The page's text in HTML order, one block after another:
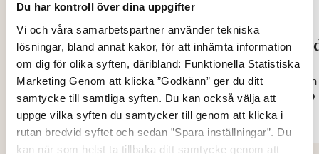
Du har kontroll över dina uppgifter
Vi och våra samarbetspartner använder tekniska
lösningar, bland annat kakor, för att inhämta information
om dig för olika syften, däribland: Funktionella Statistiska
Marketing Genom att klicka ”Godkänn” ger du ditt
samtycke till samtliga syften. Du kan också välja att
uppge vilka syften du samtycker till genom att klicka i
rutan bredvid syftet och sedan ”Spara inställningar”. Du
kan när som helst ta tillbaka ditt samtycke genom att
Hydromat fördelarrör, 5 st
Från
79 kr
Från